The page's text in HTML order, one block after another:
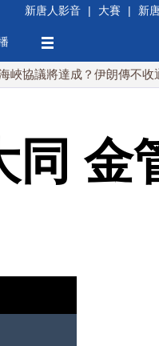
新唐人影音 | 大賽 | 新
達成？伊朗傳不收通行費
同 金